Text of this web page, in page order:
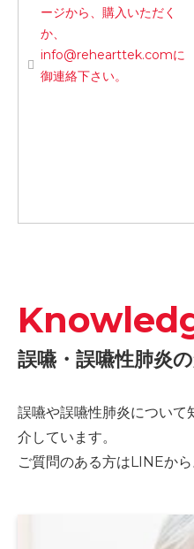
ージから、購入いただく
か、
info@rehearttek.comに
御連絡下さい。
誤嚥・誤嚥性肺炎
誤嚥や誤嚥性肺炎について
介しています。
ご質問のある方はLINEから